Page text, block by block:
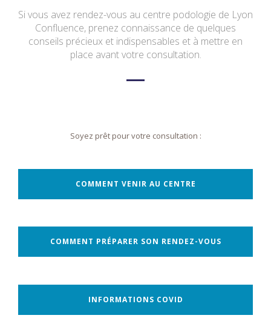
Si vous avez rendez-vous au centre podologie de Lyon
Confluence, prenez connaissance de quelques
conseils précieux et indispensables et à mettre en
place avant votre consultation.
Soyez prêt pour votre consultation :
COMMENT VENIR AU CENTRE
COMMENT PRÉPARER SON RENDEZ-VOUS
INFORMATIONS COVID